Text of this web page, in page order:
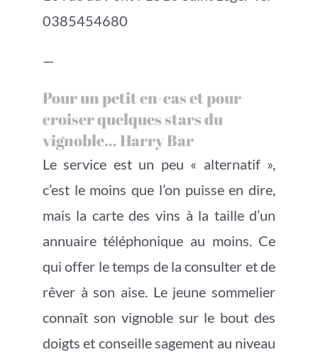
0385454680
—
Pour un petit en-cas et pour
croiser quelques stars du
vignoble… Harry Bar
Le service est un peu « alternatif »,
c’est le moins que l’on puisse en dire,
mais la carte des vins à la taille d’un
annuaire téléphonique au moins. Ce
qui offer le temps de la consulter et de
rêver à son aise. Le jeune sommelier
connaît son vignoble sur le bout des
doigts et conseille sagement au niveau